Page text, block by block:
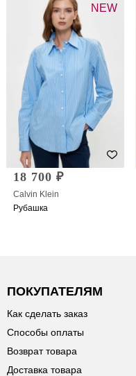
NEW
18 700 ₽
Calvin Klein
Рубашка
ПОКУПАТЕЛЯМ
Как сделать заказ
Способы оплаты
Возврат товара
Доставка товара